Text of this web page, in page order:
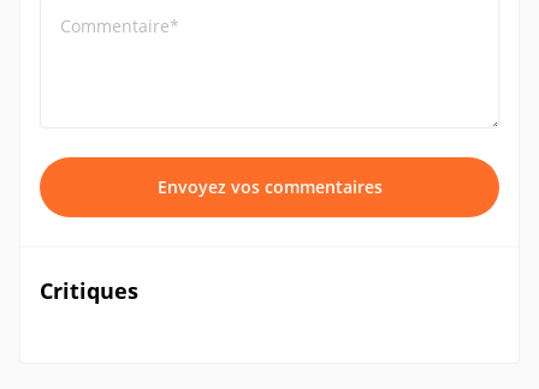
Commentaire*
Envoyez vos commentaires
Critiques